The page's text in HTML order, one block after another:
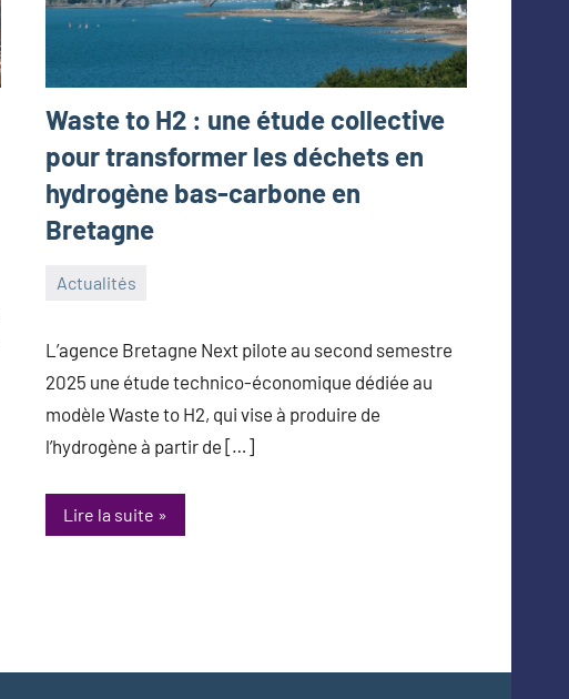
Waste to H2 : une étude collective
pour transformer les déchets en
hydrogène bas-carbone en
Bretagne
Actualités
2025
L’agence Bretagne Next pilote au second semestre
2025 une étude technico-économique dédiée au
modèle Waste to H2, qui vise à produire de
l’hydrogène à partir de […]
Lire la suite